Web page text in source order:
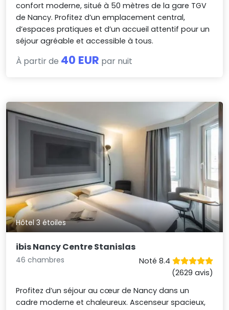
confort moderne, situé à 50 mètres de la gare TGV
de Nancy. Profitez d’un emplacement central,
d’espaces pratiques et d’un accueil attentif pour un
séjour agréable et accessible à tous.
À partir de 40 EUR par nuit
Hôtel 3 étoiles
ibis Nancy Centre Stanislas
46 chambres
Noté 8.4
(2629 avis)
Profitez d’un séjour au cœur de Nancy dans un
cadre moderne et chaleureux. Ascenseur spacieux,